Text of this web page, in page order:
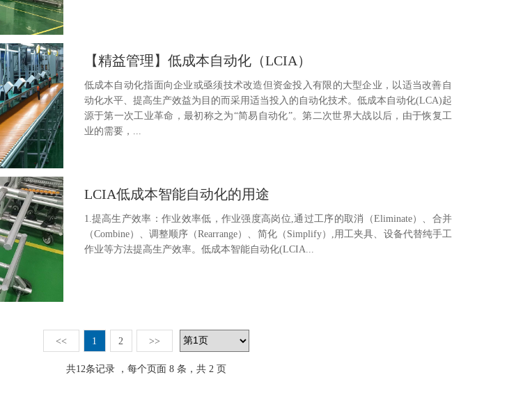
【精益管理】低成本自动化（LCIA）
低成本自动化指面向企业或亟须技术改造但资金投入有限的大型企业，以适当改善自
动化水平、提高生产效益为目的而采用适当投入的自动化技术。低成本自动化(LCA)起
源于第一次工业革命，最初称之为“简易自动化”。第二次世界大战以后，由于恢复工
业的需要，...
LCIA低成本智能自动化的用途
1.提高生产效率：作业效率低，作业强度高岗位,通过工序的取消（Eliminate）、合并
（Combine）、调整顺序（Rearrange）、简化（Simplify）,用工夹具、设备代替纯手工
作业等方法提高生产效率。低成本智能自动化(LCIA...
<< 1 2 >>
共12条记录 ，每个页面 8 条，共 2 页